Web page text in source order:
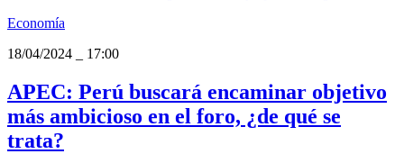
Economía
18/04/2024
17:00
APEC: Perú buscará encaminar objetivo
más ambicioso en el foro, ¿de qué se
trata?